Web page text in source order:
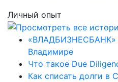
Личный опыт
«ВЛАДБИЗНЕСБАНК»
Владимире
Что такое Due
Как списать долги в